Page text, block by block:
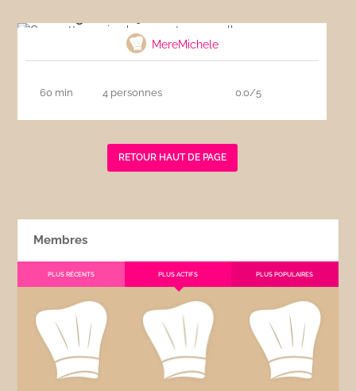
MereMichele
60 min 4 personnes 0.0/5
RETOUR HAUT DE PAGE
Membres
PLUS RÉCENTS PLUS ACTIFS PLUS POPULAIRES